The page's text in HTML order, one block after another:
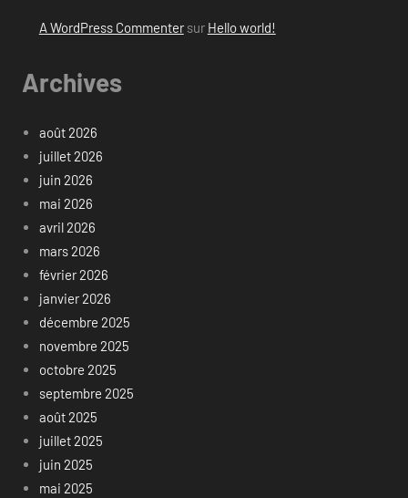
A WordPress Commentersur Hello world!
Archives
août 2026
juillet 2026
juin 2026
mai 2026
avril 2026
mars 2026
février 2026
janvier 2026
décembre 2025
novembre 2025
octobre 2025
septembre 2025
août 2025
juillet 2025
juin 2025
mai 2025